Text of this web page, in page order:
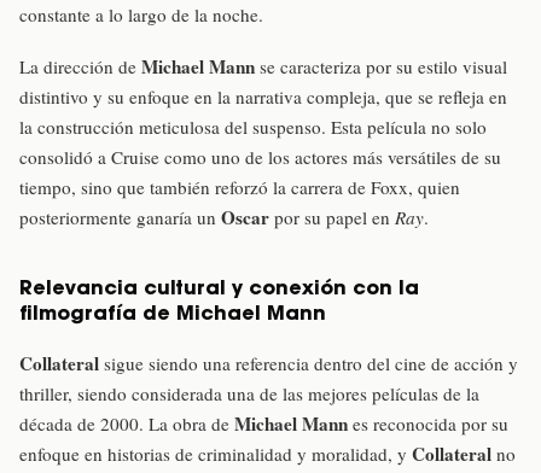
constante a lo largo de la noche.
La dirección de Michael Mann se caracteriza por su estilo visual
distintivo y su enfoque en la narrativa compleja, que se refleja en
la construcción meticulosa del suspenso. Esta película no solo
consolidó a Cruise como uno de los actores más versátiles de su
tiempo, sino que también reforzó la carrera de Foxx, quien
posteriormente ganaría un Oscar por su papel en Ray.
Relevancia cultural y conexión con la
filmografía de Michael Mann
Collateral sigue siendo una referencia dentro del cine de acción y
thriller, siendo considerada una de las mejores películas de la
década de 2000. La obra de Michael Mann es reconocida por su
enfoque en historias de criminalidad y moralidad, y Collateral no